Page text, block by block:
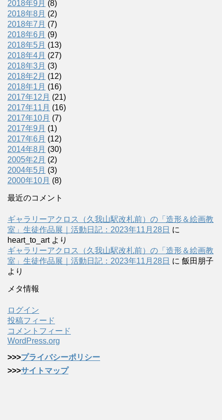
2018年9月 (8)
2018年8月 (2)
2018年7月 (7)
2018年6月 (9)
2018年5月 (13)
2018年4月 (27)
2018年3月 (3)
2018年2月 (12)
2018年1月 (16)
2017年12月 (21)
2017年11月 (16)
2017年10月 (7)
2017年9月 (1)
2017年6月 (12)
2014年8月 (30)
2005年2月 (2)
2004年5月 (3)
2000年10月 (8)
最近のコメント
ギャラリーアクロス（久我山駅改札前）の「造形＆絵画教
室」生徒作品展｜活動日記：2023年11月28日 に
heart_to_artより
ギャラリーアクロス（久我山駅改札前）の「造形＆絵画教
室」生徒作品展｜活動日記：2023年11月28日 に 飯田朋子
より
メタ情報
ログイン
投稿フィード
コメントフィード
WordPress.org
>>>プライバシーポリシー
>>>サイトマップ